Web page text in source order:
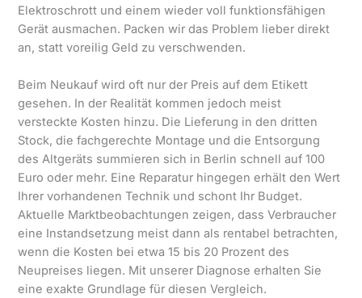
Elektroschrott und einem wieder voll funktionsfähigen
Gerät ausmachen. Packen wir das Problem lieber direkt
an, statt voreilig Geld zu verschwenden.
Beim Neukauf wird oft nur der Preis auf dem Etikett
gesehen. In der Realität kommen jedoch meist
versteckte Kosten hinzu. Die Lieferung in den dritten
Stock, die fachgerechte Montage und die Entsorgung
des Altgeräts summieren sich in Berlin schnell auf 100
Euro oder mehr. Eine Reparatur hingegen erhält den Wert
Ihrer vorhandenen Technik und schont Ihr Budget.
Aktuelle Marktbeobachtungen zeigen, dass Verbraucher
eine Instandsetzung meist dann als rentabel betrachten,
wenn die Kosten bei etwa 15 bis 20 Prozent des
Neupreises liegen. Mit unserer Diagnose erhalten Sie
eine exakte Grundlage für diesen Vergleich.